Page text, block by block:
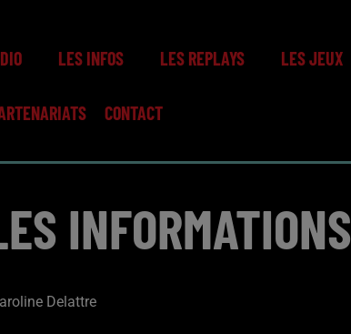
LES INFOS LES REPLAYS LES JEUX
CONTACT
INFORMATIONS
Delattre